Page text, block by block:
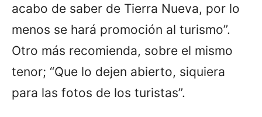
acabo de saber de Tierra Nueva, por lo
menos se hará promoción al turismo”.
Otro más recomienda, sobre el mismo
tenor; “Que lo dejen abierto, siquiera
para las fotos de los turistas”.